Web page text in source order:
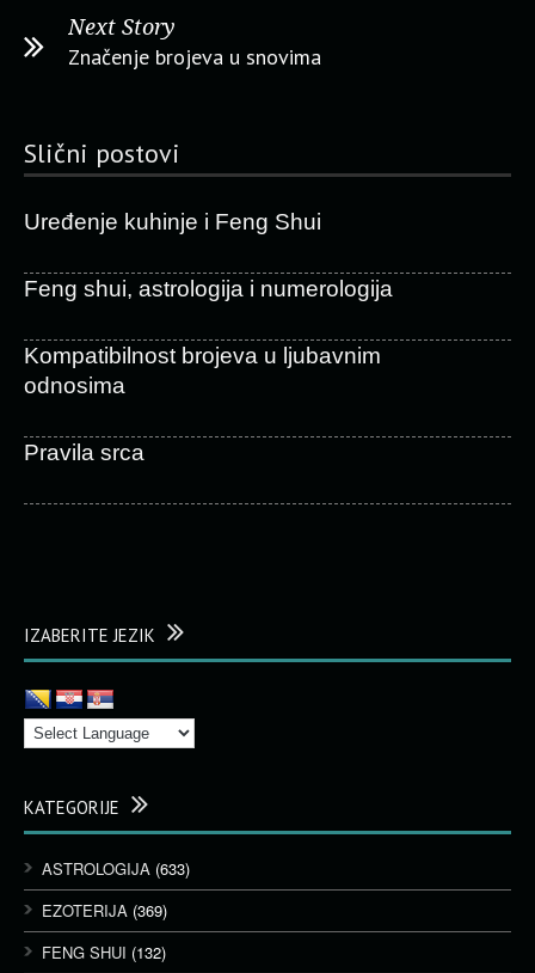
Next Story
Značenje brojeva u snovima
Slični postovi
Uređenje kuhinje i Feng Shui
Feng shui, astrologija i numerologija
Kompatibilnost brojeva u ljubavnim
odnosima
Pravila srca
IZABERITE JEZIK
KATEGORIJE
ASTROLOGIJA (633)
EZOTERIJA (369)
FENG SHUI (132)